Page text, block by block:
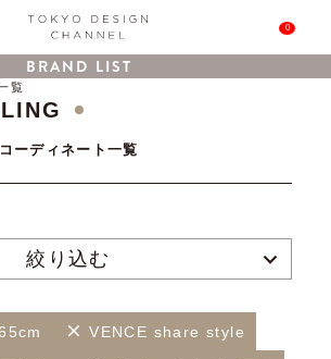
0
BRAND LIST
覧
コーディネート一覧
絞り込む
VENCE share style